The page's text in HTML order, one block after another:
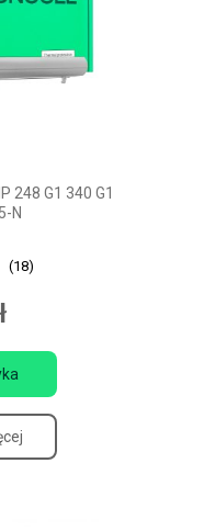
248 G1 340 G1
N
(18)